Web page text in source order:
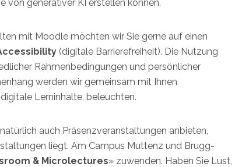
von generativer KI erstellen können.
mit Moodle möchten wir Sie gerne auf einen
(digitale Barrierefreiheit). Die Nutzung
Rahmenbedingungen und persönlicher
werden wir gemeinsam mit Ihnen
Lerninhalte, beleuchten.
auch Präsenzveranstaltungen anbieten,
liegt. Am Campus Muttenz und Brugg-
& Microlectures» zuwenden. Haben Sie Lust,